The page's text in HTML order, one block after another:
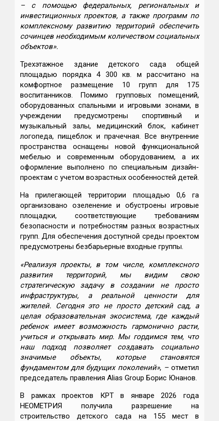
– с помощью федеральных, региональных и
инвестиционных проектов, а также программ по
комплексному развитию территорий обеспечить
сочинцев необходимым количеством социальных
объектов».
Трехэтажное здание детского сада общей
площадью порядка 4 300 кв. м рассчитано на
комфортное размещение 10 групп для 175
воспитанников. Помимо групповых помещений,
оборудованных спальными и игровыми зонами, в
учреждении предусмотрены спортивный и
музыкальный залы, медицинский блок, кабинет
логопеда, пищеблок и прачечная. Все внутренние
пространства оснащены новой функциональной
мебелью и современным оборудованием, а их
оформление выполнено по специальным дизайн-
проектам с учетом возрастных особенностей детей.
На прилегающей территории площадью 0,6 га
организовано озеленение и обустроены игровые
площадки, соответствующие требованиям
безопасности и потребностям разных возрастных
групп. Для обеспечения доступной среды проектом
предусмотрены безбарьерные входные группы.
«Реализуя проекты, в том числе, комплексного
развития территорий, мы видим свою
стратегическую задачу в создании не просто
инфраструктуры, а реальной ценности для
жителей. Сегодня это не просто детский сад, а
целая образовательная экосистема, где каждый
ребенок имеет возможность гармонично расти,
учиться и открывать мир. Мы гордимся тем, что
наш подход позволяет создавать социально
значимые объекты, которые становятся
фундаментом для будущих поколений», –отметил
председатель правления Alias Group Борис Юнанов.
В рамках проектов КРТ в январе 2026 года
НЕОМЕТРИЯ получила разрешение на
строительство детского сада на 155 мест в